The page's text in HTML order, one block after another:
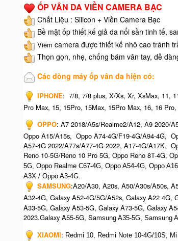
ỐP VÂN DA VIỀN CAMERA BẠC
Chất Liệu : Silicon + Viền Camera Bạc
Bề mặt ốp thiết kế giả da nổi sần tinh tế,
Viềm camera được thiết kế nhô cao tránh
Thọn gọn, nhẹ, chống bám vân tay, dễ
Các dòng máy ốp vân da hiện có:
IPHONE: 7/8, 7/8 plus, X/Xs, Xr, XsMax, 11,
Pro Max, 15, 15Pro, 15Max, 15Pro Max, 16, 16
OPPO: A7 2018/A5s/Realme2/A12, A9 2020/
Oppo A15/A15s, Oppo A74-4G/F19-4G/A94-4G,
A57-4G 2022/A77s/A77-4G 2022, A17-4G/A17K,
Reno 10-5G/Reno 10 Pro 5G, Oppo Reno 8T-4G,
5G, Oppo Realme C67-4G, Oppo A54-4G, Oppo
A3X / Oppo A3-4G.
SAMSUNG:A20/A30, A20s, A50/A30s/A50s,
A32-4G, Galaxy A52-4G/5G/A52s, Galaxy A22 4G,
A33-5G, Galaxy A53-5G, Galaxy A73-5G, Galaxy
2023.Galaxy A55-5G, Samsung A35-5G, Samsung
XIAOMI: Redmi 10, Redmi Note 10-4G/10S,